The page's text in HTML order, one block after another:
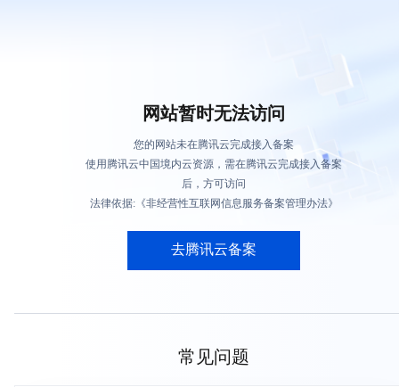
网站暂时无法访问
您的网站未在腾讯云完成接入备案
使用腾讯云中国境内云资源，需在腾讯云完成接入备案
后，方可访问
法律依据:《非经营性互联网信息服务备案管理办法》
去腾讯云备案
常见问题